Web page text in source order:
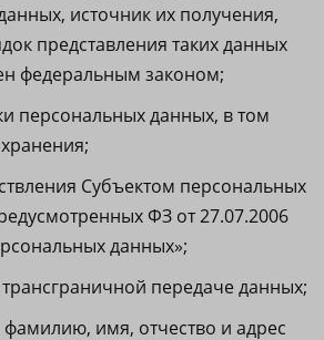
источник их получения,
представления таких данных
федеральным законом;
персональных данных, в том
Субъектом персональных
ФЗ от 27.07.2006
данных»;
передаче данных;
имя, отчество и адрес